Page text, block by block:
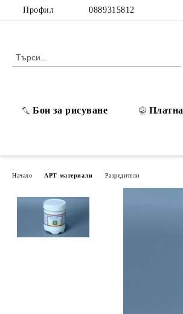
Профил 0889315812
Бои за рисуване Платна
Начало АРТ материали Разредители